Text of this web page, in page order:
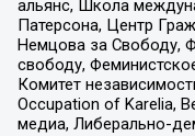
альянс, Школа
Патерсона, Центр
Немцова за Свободу,
свободу,
Комитет
Occupation of Karelia,
медиа, Либерально-